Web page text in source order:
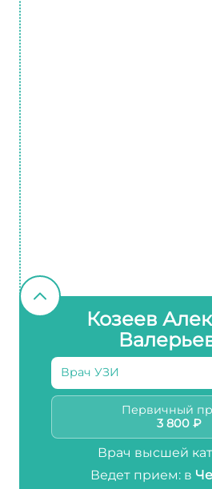
Козеев
Врач УЗИ
Первичный
3 800 ₽
Врач высшей
Ведет прием: в